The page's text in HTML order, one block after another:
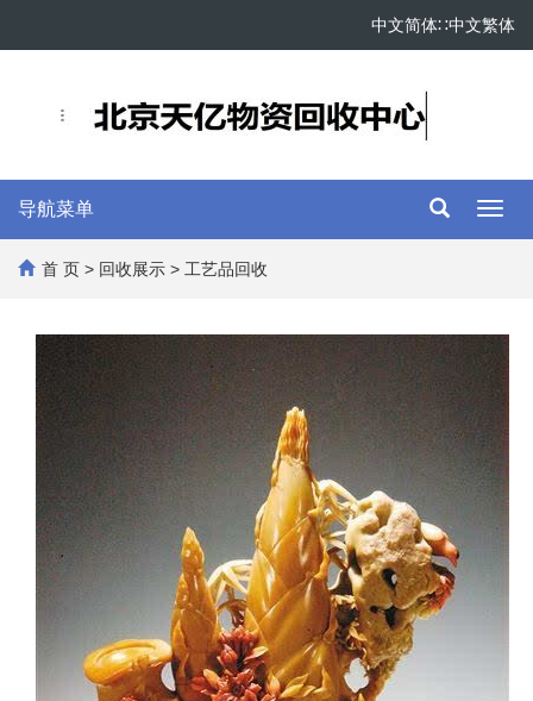
中文繁体
∷
中文简体
导航菜单
首 页 > 回收展示 > 工艺品回收